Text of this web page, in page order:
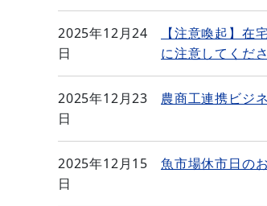
2025年12月24
日
【注意喚起】
に注意してくだ
2025年12月23
日
農商工連携ビジ
2025年12月15
日
魚市場休市日の